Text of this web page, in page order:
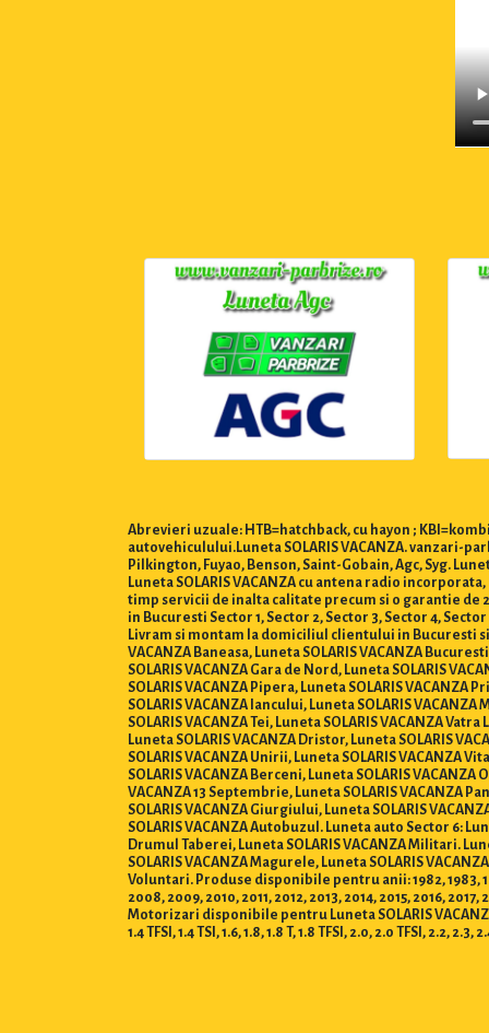
Abrevieri uzuale: HTB=hatchback, cu hayon ;
autovehiculului.Luneta SOLARIS VACANZA. vanzari-
Pilkington, Fuyao, Benson, Saint-Gobain, Agc, Syg.
Luneta SOLARIS VACANZA cu antena radio
timp servicii de inalta calitate precum si o garantie de
in Bucuresti Sector 1, Sector 2, Sector 3, Sector 4, Sector
Livram si montam la domiciliul clientului in Bucuresti si
VACANZA Baneasa, Luneta SOLARIS VACANZA
SOLARIS VACANZA Gara de Nord, Luneta SOLARIS
SOLARIS VACANZA Pipera, Luneta SOLARIS VACANZA
SOLARIS VACANZA Iancului, Luneta SOLARIS
SOLARIS VACANZA Tei, Luneta SOLARIS VACANZA
Luneta SOLARIS VACANZA Dristor, Luneta SOLARIS
SOLARIS VACANZA Unirii, Luneta SOLARIS VACANZA
SOLARIS VACANZA Berceni, Luneta SOLARIS
VACANZA 13 Septembrie, Luneta SOLARIS VACANZA
SOLARIS VACANZA Giurgiului, Luneta SOLARIS
SOLARIS VACANZA Autobuzul. Luneta auto Sector 6:
Drumul Taberei, Luneta SOLARIS VACANZA Militari.
SOLARIS VACANZA Magurele, Luneta SOLARIS
Voluntari. Produse disponibile pentru anii: 1982, 1983,
2008, 2009, 2010, 2011, 2012, 2013, 2014, 2015, 2016, 2017,
Motorizari disponibile pentru Luneta SOLARIS VACANZA :
1.4 TFSI, 1.4 TSI, 1.6, 1.8, 1.8 T, 1.8 TFSI, 2.0, 2.0 TFSI, 2.2,